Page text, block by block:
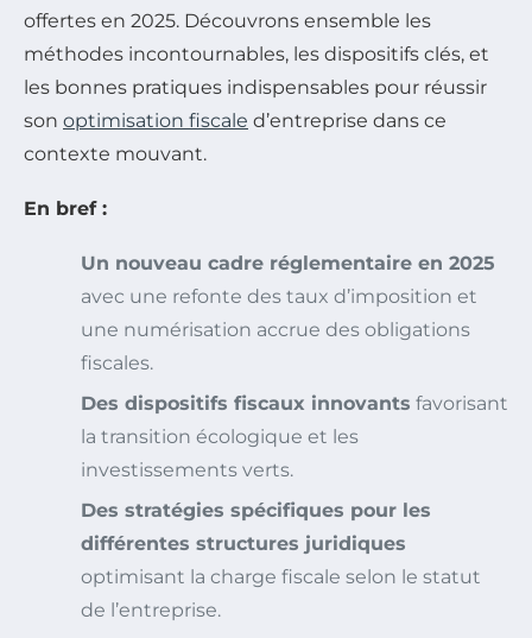
offertes en 2025. Découvrons ensemble les
méthodes incontournables, les dispositifs clés, et
les bonnes pratiques indispensables pour réussir
son optimisation fiscale d’entreprise dans ce
contexte mouvant.
En bref :
Un nouveau cadre réglementaire en 2025
avec une refonte des taux d’imposition et
une numérisation accrue des obligations
fiscales.
Des dispositifs fiscaux innovants favorisant
la transition écologique et les
investissements verts.
Des stratégies spécifiques pour les
différentes structures juridiques
optimisant la charge fiscale selon le statut
de l’entreprise.